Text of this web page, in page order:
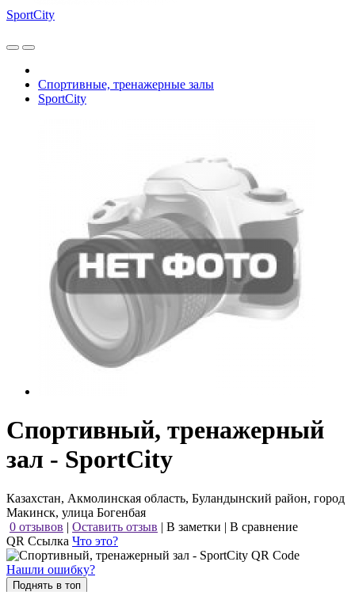
SportCity
Спортивные, тренажерные залы
SportCity
Спортивный, тренажерный
зал - SportCity
Казахстан, Акмолинская область, Буландынский район, город
Макинск, улица Богенбая
0 отзывов | Оставить отзыв | В заметки | В сравнение
QR Ссылка Что это?
Нашли ошибку?
Поднять в топ